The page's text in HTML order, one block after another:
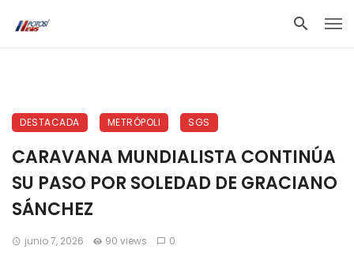
DESTACADA METRÓPOLI SGS
CARAVANA MUNDIALISTA CONTINÚA
SU PASO POR SOLEDAD DE GRACIANO
SÁNCHEZ
junio 7, 2026 90 views 0